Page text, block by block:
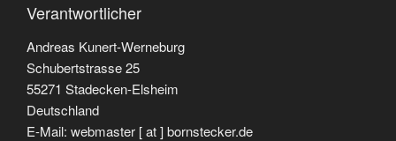
Verantwortlicher
Andreas Kunert-Werneburg
Schubertstrasse 25
55271 Stadecken-Elsheim
Deutschland
E-Mail: webmaster [ at ] bornstecker.de